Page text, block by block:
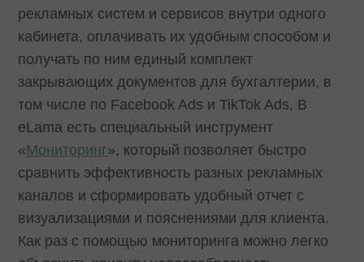
рекламных систем и сервисов внутри одного
кабинета, оплачивать их удобным способом и
получать по ним единый комплект
закрывающих документов для бухгалтерии, в
том числе по Facebook Ads и TikTok Ads. В
eLama есть специальный инструмент
«Мониторинг», который позволяет быстро
сравнить эффективность разных рекламных
каналов и сформировать удобный отчет с
визуализациями и пояснениями для клиента.
Как раз с помощью мониторинга можно легко